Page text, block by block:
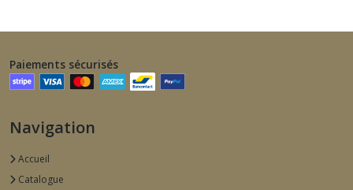
Paiements sécurisés
Navigation
Accueil
Catalogue